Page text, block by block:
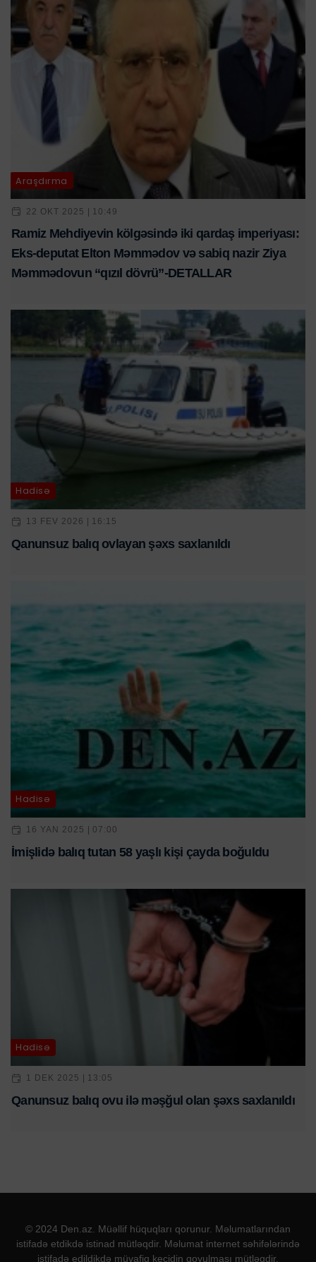
Araşdırma
22 OKT 2025 | 10:49
Ramiz Mehdiyevin kölgəsində iki qardaş imperiyası:
Eks-deputat Elton Məmmədov və sabiq nazir Ziya
Məmmədovun “qızıl dövrü”-DETALLAR
Hadisə
13 FEV 2026 | 16:15
Qanunsuz balıq ovlayan şəxs saxlanıldı
Hadisə
16 YAN 2025 | 07:00
İmişlidə balıq tutan 58 yaşlı kişi çayda boğuldu
Hadisə
1 DEK 2025 | 13:05
Qanunsuz balıq ovu ilə məşğul olan şəxs saxlanıldı
© 2024 Den.az. Müəllif hüquqları qorunur. Məlumatlarından
istifadə etdikdə istinad mütləqdir. Məlumat internet səhifələrində
istifadə edildikdə müvafiq keçidin qoyulması mütləqdir.